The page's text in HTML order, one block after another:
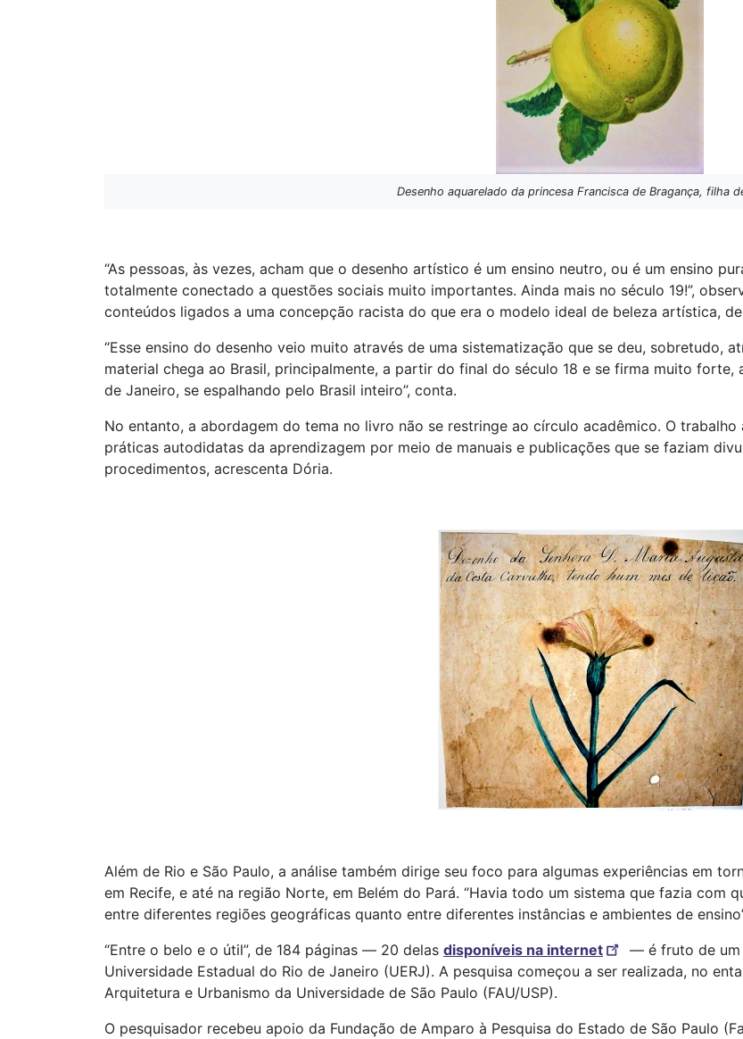
Desenho aquarelado da princesa Francisca de Bragança, filha
“As pessoas, às vezes, acham que o desenho artístico é um ensino neutro, ou é um ensino
totalmente conectado a questões sociais muito importantes. Ainda mais no século 19!”,
conteúdos ligados a uma concepção racista do que era o modelo ideal de beleza artística,
“Esse ensino do desenho veio muito através de uma sistematização que se deu, sobretudo,
material chega ao Brasil, principalmente, a partir do final do século 18 e se firma muito forte,
de Janeiro, se espalhando pelo Brasil inteiro”, conta.
No entanto, a abordagem do tema no livro não se restringe ao círculo acadêmico. O
práticas autodidatas da aprendizagem por meio de manuais e publicações que se faziam
procedimentos, acrescenta Dória.
Além de Rio e São Paulo, a análise também dirige seu foco para algumas experiências em
em Recife, e até na região Norte, em Belém do Pará. “Havia todo um sistema que fazia com
entre diferentes regiões geográficas quanto entre diferentes instâncias e ambientes de
“Entre o belo e o útil”, de 184 páginas ― 20 delas disponíveis na internet
― é fruto de um
Universidade Estadual do Rio de Janeiro (UERJ). A pesquisa começou a ser realizada, no
Arquitetura e Urbanismo da Universidade de São Paulo (FAU/USP).
O pesquisador recebeu apoio da Fundação de Amparo à Pesquisa do Estado de São Paulo